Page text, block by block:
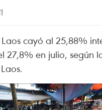
cayó al 25,88%
27,8% en julio, según